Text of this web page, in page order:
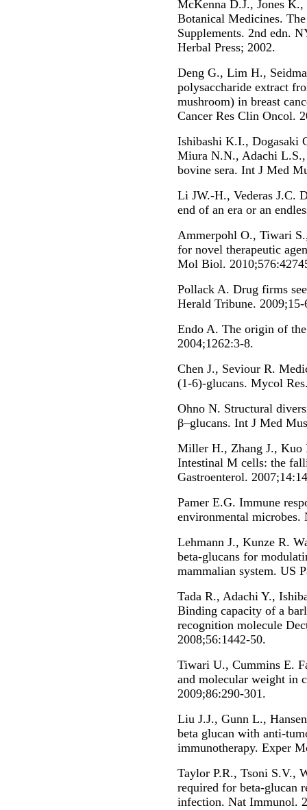
McKenna D.J., Jones
Botanical Medicines.
Supplements. 2nd edn.
Herbal Press; 2002.
Deng G., Lim H.,
polysaccharide extract
mushroom) in breast
Cancer Res Clin Oncol.
Ishibashi K.I.,
Miura N.N., Adachi
bovine sera. Int J Med
Li JW.-H., Vederas J.C.
end of an era or an
Ammerpohl O., Tiwari
for novel therapeutic
Mol Biol.
Pollack A. Drug firms
Herald Tribune. 2009;15-
Endo A. The origin of
2004;1262:3-8.
Chen J., Seviour R.
(1-6)-glucans. Mycol
Ohno N. Structural
β–glucans. Int J Med
Miller H., Zhang J., Kuo
Intestinal M cells: the
Gastroenterol.
Pamer E.G. Immune
environmental microbes.
Lehmann J., Kunze R.
beta-glucans for
mammalian system. US
Tada R., Adachi Y.,
Binding capacity of a
recognition molecule
2008;56:1442-50.
Tiwari U., Cummins E.
and molecular weight in
2009;86:290-301.
Liu J.J., Gunn L.,
beta glucan with anti-
immunotherapy. Exper
Taylor P.R., Tsoni S.V.,
required for beta-glucan
infection. Nat Immunol.